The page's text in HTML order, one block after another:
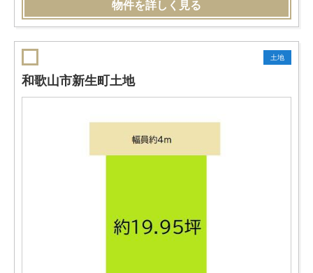
物件を詳しく見る
土地
和歌山市新生町土地